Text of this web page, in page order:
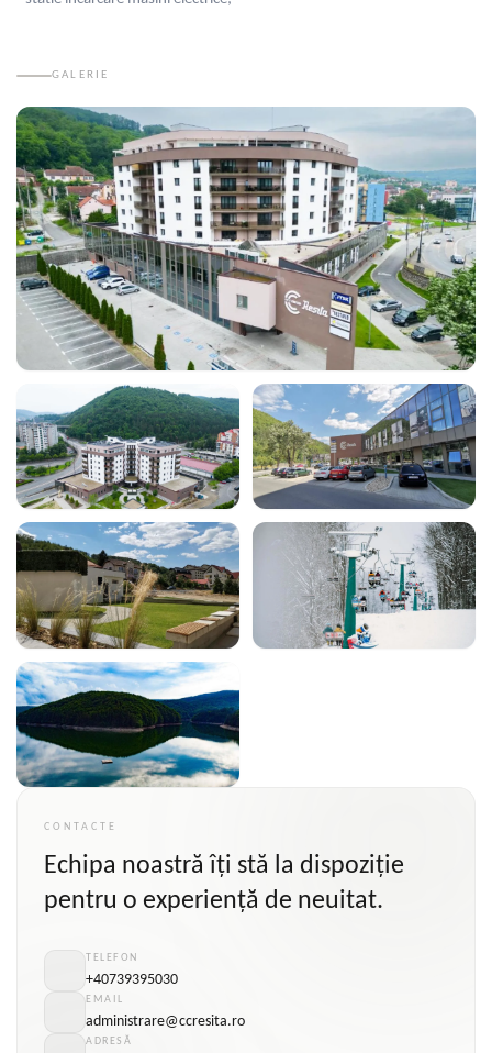
GALERIE
CONTACTE
Echipa noastră îți stă la dispoziție
pentru o experiență de neuitat.
TELEFON
+40739395030
EMAIL
administrare@ccresita.ro
ADRESĂ